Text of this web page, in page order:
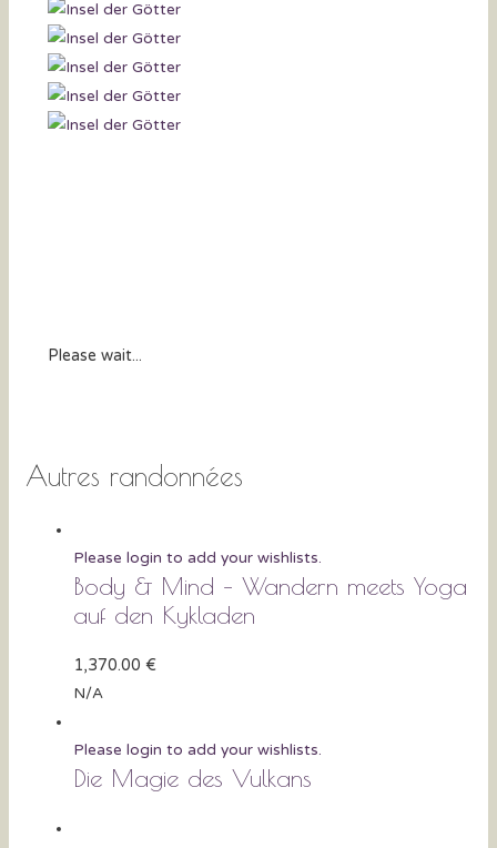
Please wait...
Autres randonnées
Please login to add your wishlists.
Body & Mind – Wandern meets Yoga
auf den Kykladen
1,370.00 €
N/A
Please login to add your wishlists.
Die Magie des Vulkans